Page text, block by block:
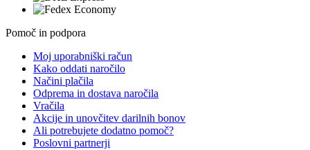
Pomoč in podpora
Moj uporabniški račun
Kako oddati naročilo
Načini plačila
Odprema in dostava naročila
Vračila
Akcije in unovčitev darilnih bonov
Ali potrebujete dodatno pomoč?
Poslovni partnerji